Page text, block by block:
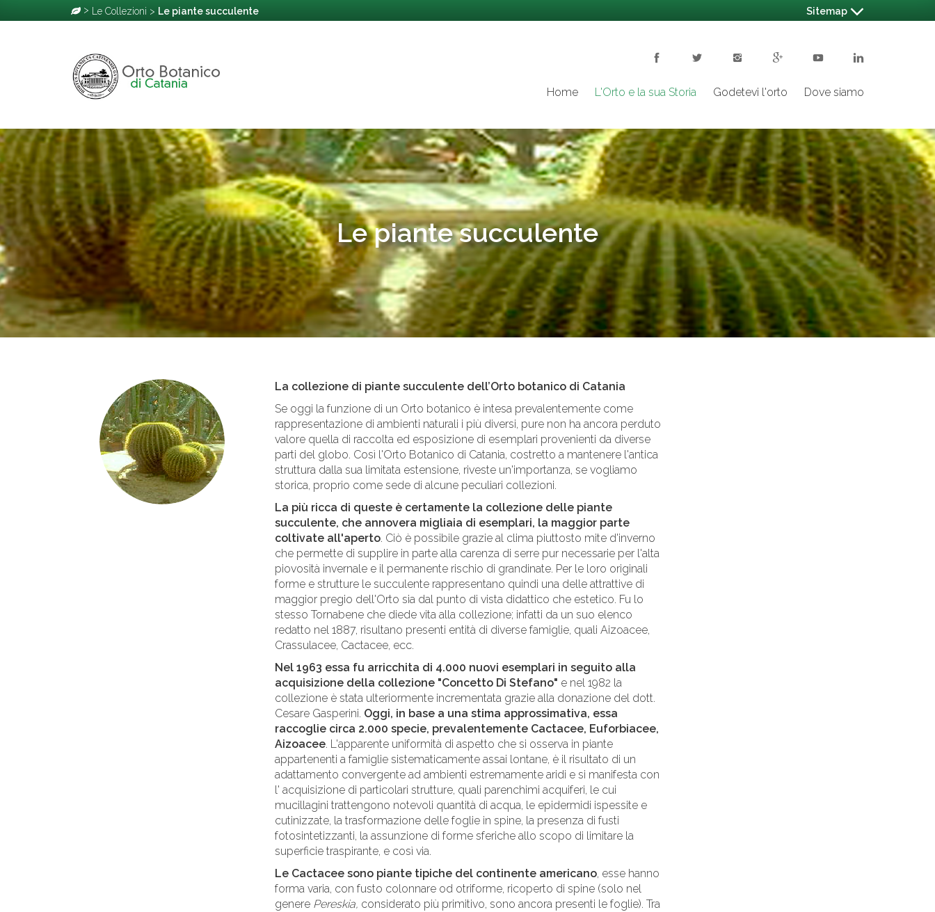
> Le Collezioni > Le piante succulente Sitemap
Home L'Orto e la sua Storia Godetevi l'orto Dove siamo
Le piante succulente
La collezione di piante succulente dell’Orto botanico di Catania
Se oggi la funzione di un Orto botanico è intesa prevalentemente come
rappresentazione di ambienti naturali i più diversi, pure non ha ancora perduto
valore quella di raccolta ed esposizione di esemplari provenienti da diverse
parti del globo. Così l'Orto Botanico di Catania, costretto a mantenere l'antica
struttura dalla sua limitata estensione, riveste un'importanza, se vogliamo
storica, proprio come sede di alcune peculiari collezioni.
La più ricca di queste è certamente la collezione delle piante
succulente, che annovera migliaia di esemplari, la maggior parte
coltivate all'aperto. Ciò è possibile grazie al clima piuttosto mite d'inverno
che permette di supplire in parte alla carenza di serre pur necessarie per l'alta
piovosità invernale e il permanente rischio di grandinate. Per le loro originali
forme e strutture le succulente rappresentano quindi una delle attrattive di
maggior pregio dell'Orto sia dal punto di vista didattico che estetico. Fu lo
stesso Tornabene che diede vita alla collezione; infatti da un suo elenco
redatto nel 1887, risultano presenti entità di diverse famiglie, quali Aizoacee,
Crassulacee, Cactacee, ecc.
Nel 1963 essa fu arricchita di 4.000 nuovi esemplari in seguito alla
acquisizione della collezione "Concetto Di Stefano" e nel 1982 la
collezione è stata ulteriormente incrementata grazie alla donazione del dott.
Cesare Gasperini. Oggi, in base a una stima approssimativa, essa
raccoglie circa 2.000 specie, prevalentemente Cactacee, Euforbiacee,
Aizoacee. L'apparente uniformità di aspetto che si osserva in piante
appartenenti a famiglie sistematicamente assai lontane, è il risultato di un
adattamento convergente ad ambienti estremamente aridi e si manifesta con
l' acquisizione di particolari strutture, quali parenchimi acquiferi, le cui
mucillagini trattengono notevoli quantità di acqua, le epidermidi ispessite e
cutinizzate, la trasformazione delle foglie in spine, la presenza di fusti
fotosintetizzanti, la assunzione di forme sferiche allo scopo di limitare la
superficie traspirante, e così via.
Le Cactacee sono piante tipiche del continente americano, esse hanno
forma varia, con fusto colonnare od otriforme, ricoperto di spine (solo nel
genere Pereskia, considerato più primitivo, sono ancora presenti le foglie). Tra